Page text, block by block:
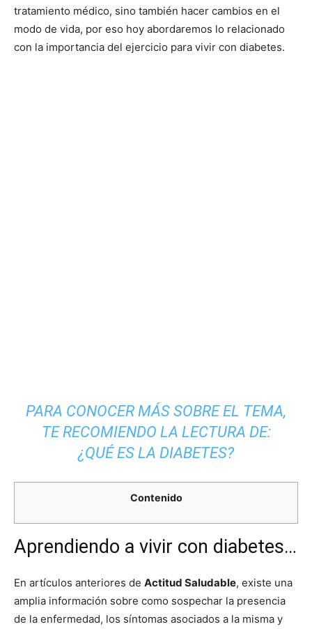
tratamiento médico, sino también hacer cambios en el
modo de vida, por eso hoy abordaremos lo relacionado
con la importancia del ejercicio para vivir con diabetes.
PARA CONOCER MÁS SOBRE EL TEMA,
TE RECOMIENDO LA LECTURA DE:
¿QUÉ ES LA DIABETES?
Contenido
Aprendiendo a vivir con diabetes…
En artículos anteriores de Actitud Saludable, existe una
amplia información sobre como sospechar la presencia
de la enfermedad, los síntomas asociados a la misma y